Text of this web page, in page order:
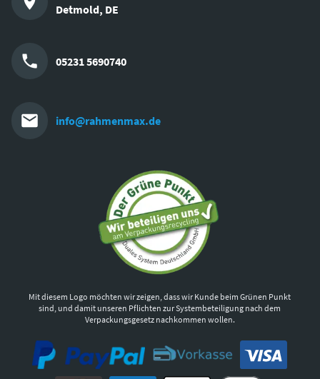
Detmold, DE
05231 5690740
info@rahmenmax.de
Mit diesem Logo möchten wir zeigen, dass wir Kunde beim Grünen Punkt
sind, und damit unseren Pflichten zur Systembeteiligung nach dem
Verpackungsgesetz nachkommen wollen.